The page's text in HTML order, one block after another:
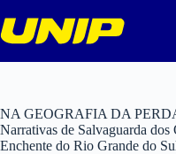
para
o
NA GEOGRAFIA DA
Narrativas de Salvaguarda
Enchente do Rio Grande do